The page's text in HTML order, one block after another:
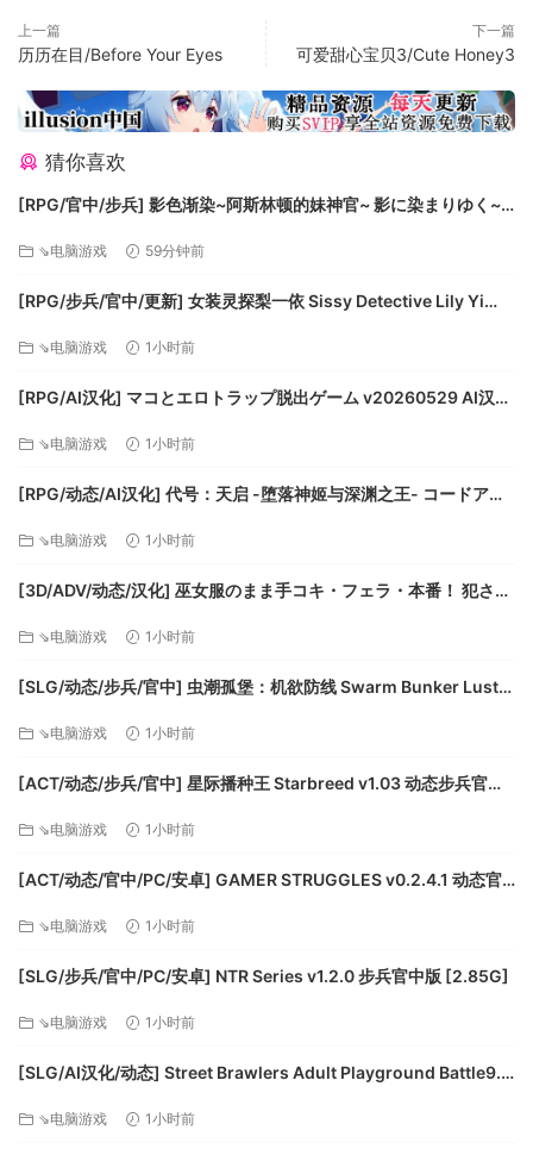
深夜里的恐怖超市，你却被玩弄，谁在摆布一切，谁能救你。
《银魂》为一款独立的恐怖游戏，但内容不止于恐怖，其中角
色的谈吐十分真实，毫不做作，甚至能令玩家捧腹。但恐怖的
里面的模型十分真实，玩法独特创新，此款游戏玩起来十分顺
脑甚至轻薄版笔记本亲测能够带动，不会卡顿。
游戏故事剧情过于玄幻，刚开始你可能还会一脸雾水，到后面
的恐怖游戏，你还在等什么，即使不是恐怖游戏热爱者，这绝
上一篇
历历在目/Before Your Eyes
下一篇
可爱甜心宝贝3/Cute Honey3
猜你喜欢
[RPG/官中/步兵] 影色渐染~阿斯林顿的妹神官~ 影に染まりゆく~
⇘电脑游戏 59分钟前
[RPG/步兵/官中/更新] 女装灵探梨一依 Sissy Detective Lily Yi
⇘电脑游戏 1小时前
[RPG/AI汉化] マコとエロトラップ脱出ゲーム v20260529 AI汉化
⇘电脑游戏 1小时前
[RPG/动态/AI汉化] 代号：天启 -堕落神姬与深渊之王- コードアポ
⇘电脑游戏 1小时前
[3D/ADV/动态/汉化] 巫女服のまま手コキ・フェラ・本番！ 犯され
ズ]v20260730 汉化版 [1.98G]
⇘电脑游戏 1小时前
[SLG/动态/步兵/官中] 虫潮孤堡：机欲防线 Swarm Bunker Lust
⇘电脑游戏 1小时前
[ACT/动态/步兵/官中] 星际播种王 Starbreed v1.03 动态步兵官中
⇘电脑游戏 1小时前
[ACT/动态/官中/PC/安卓] GAMER STRUGGLES v0.2.4.1 动态官
⇘电脑游戏 1小时前
[SLG/步兵/官中/PC/安卓] NTR Series v1.2.0 步兵官中版 [2.85G]
⇘电脑游戏 1小时前
[SLG/AI汉化/动态] Street Brawlers Adult Playground Battle9.6
⇘电脑游戏 1小时前